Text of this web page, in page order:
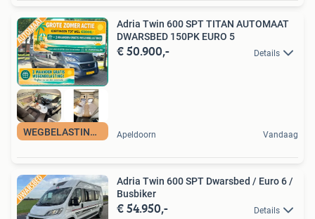
WEGBELASTINGVRIJ
Adria Twin 600 SPT TITAN AUTOMAAT
DWARSBED 150PK EURO 5
€ 50.900,- Details
Apeldoorn Vandaag
Adria Twin 600 SPT Dwarsbed / Euro 6 /
Busbiker
€ 54.950,- Details